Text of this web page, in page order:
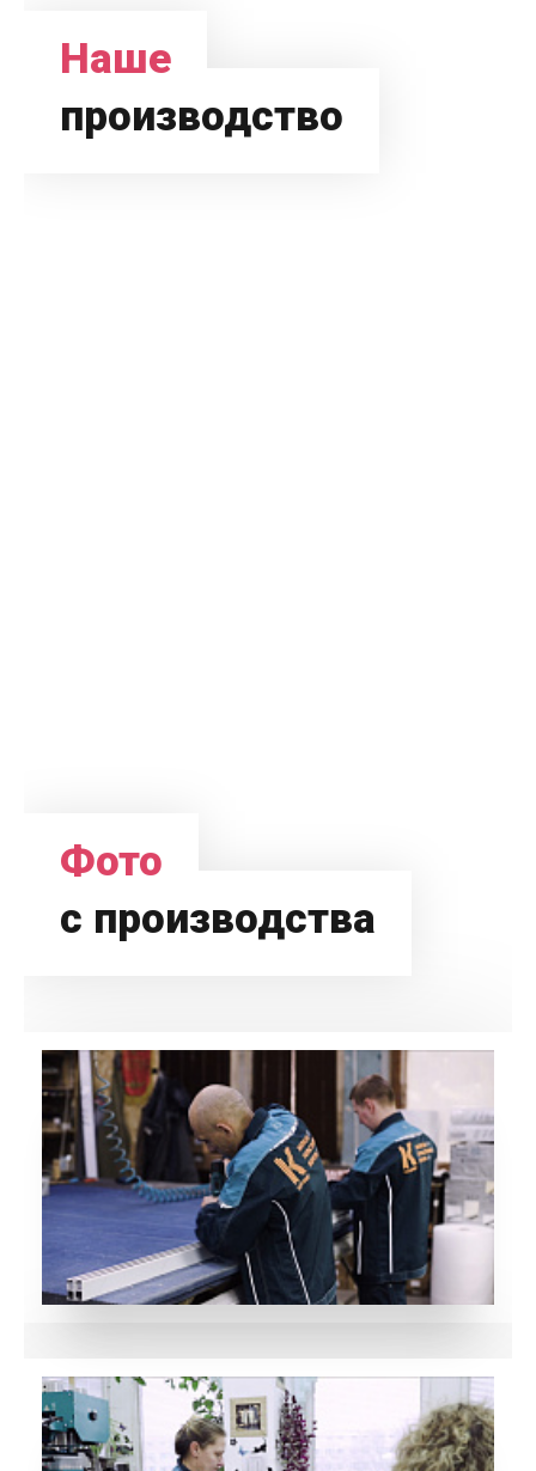
Наше
производство
Фото
с производства